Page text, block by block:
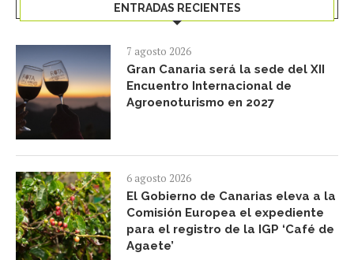
ENTRADAS RECIENTES
7 agosto 2026
Gran Canaria será la sede del XII
Encuentro Internacional de
Agroenoturismo en 2027
6 agosto 2026
El Gobierno de Canarias eleva a la
Comisión Europea el expediente
para el registro de la IGP ‘Café de
Agaete’